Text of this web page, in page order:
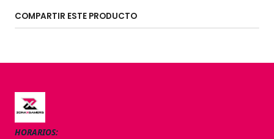
COMPARTIR ESTE PRODUCTO
HORARIOS: